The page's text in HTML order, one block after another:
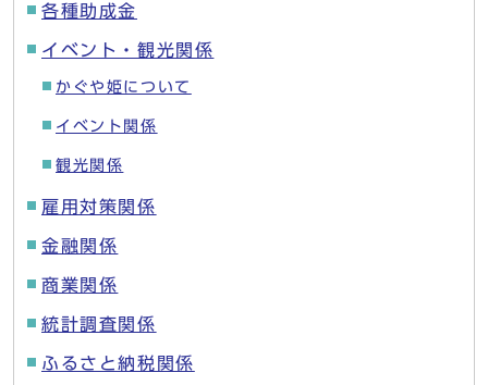
各種助成金
イベント・観光関係
かぐや姫について
イベント関係
観光関係
雇用対策関係
金融関係
商業関係
統計調査関係
ふるさと納税関係